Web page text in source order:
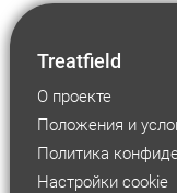
Treatfield
О проекте
Положения и
Политика
Настройки cookie